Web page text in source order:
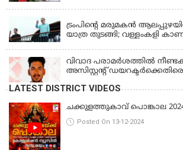
ട്രംപിന്റെ മരുമകന്‍
യാത്ര തുടങ്ങി; വള്ളംകളി
വിവാദ പരാമര്‍ശത്തില്‍
അസിസ്റ്റന്റ് ഡയറക്ടര്‍ക്കെതിരെ
LATEST DISTRICT VIDEOS
ചക്കുളത്തുകാവ് പൊങ്കാല
Posted On 13-12-2024